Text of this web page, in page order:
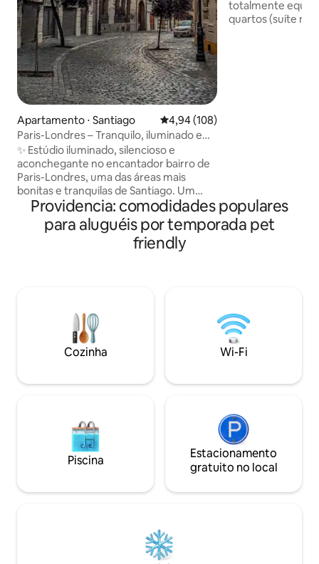
Apartamento ⋅ Santiago 4,94 de uma avaliação média de
4,94 (108)
Paris-Londres – Tranquilo, iluminado e
em localização privilegiada
✨ Estúdio iluminado, silencioso e
aconchegante no encantador bairro de
Paris-Londres, uma das áreas mais
bonitas e tranquilas de Santiago. Um
espaço tranquilo, confortável e
totalmente equipado, com uma vista
tranquila para o pátio interno, perfeito
para relaxar e fugir da cidade. Ideal para
Acomoda de 1 a 3 hóspedes, com Wi-Fi
rápido, Smart TV, cozinha equipada e
check-in autônomo.
totalmente equipados.
quartos (suíte
Providencia: comodidades populares
para aluguéis por temporada pet
friendly
Cozinha Wi-Fi
Piscina
Estacionamento
gratuito no local